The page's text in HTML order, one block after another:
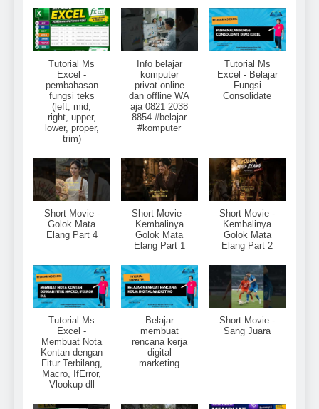
Tutorial Ms
Excel -
pembahasan
fungsi teks
(left, mid,
right, upper,
lower, proper,
trim)
Info belajar
komputer
privat online
dan offline WA
aja 0821 2038
8854 #belajar
#komputer
Tutorial Ms
Excel - Belajar
Fungsi
Consolidate
Short Movie -
Golok Mata
Elang Part 4
Short Movie -
Kembalinya
Golok Mata
Elang Part 1
Short Movie -
Kembalinya
Golok Mata
Elang Part 2
Tutorial Ms
Excel -
Membuat Nota
Kontan dengan
Fitur Terbilang,
Macro, IfError,
Vlookup dll
Belajar
membuat
rencana kerja
digital
marketing
Short Movie -
Sang Juara